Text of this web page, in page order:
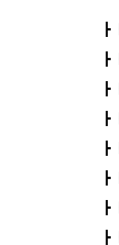
┣
┣
┣
┣
┣
┣
┣
┣